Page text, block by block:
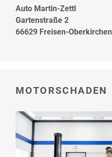
Auto Martin-Zettl
Gartenstraße 2
66629 Freisen-Oberkirchen
MOTORSCHADEN